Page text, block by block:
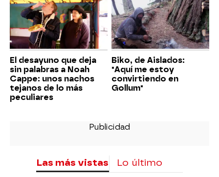
El desayuno que deja
sin palabras a Noah
Cappe: unos nachos
tejanos de lo más
peculiares
Biko, de Aislados:
"Aquí me estoy
convirtiendo en
Gollum"
Las más vistas Lo último